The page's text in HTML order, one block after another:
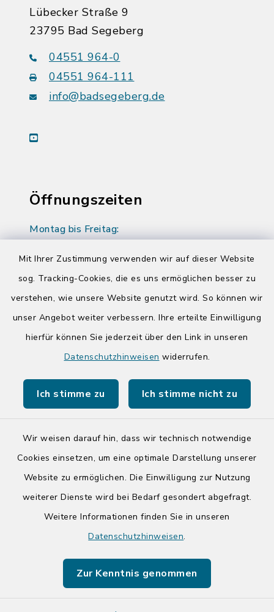
Mit Ihrer Zustimmung verwenden wir auf dieser Website
sog. Tracking-Cookies, die es uns ermöglichen besser zu
verstehen, wie unsere Website genutzt wird. So können wir
unser Angebot weiter verbessern. Ihre erteilte Einwilligung
hierfür können Sie jederzeit über den Link in unseren
Datenschutzhinweisen widerrufen.
Ich stimme zu Ich stimme nicht zu
Wir weisen darauf hin, dass wir technisch notwendige
Cookies einsetzen, um eine optimale Darstellung unserer
Website zu ermöglichen. Die Einwilligung zur Nutzung
weiterer Dienste wird bei Bedarf gesondert abgefragt.
Weitere Informationen finden Sie in unseren
Datenschutzhinweisen.
Zur Kenntnis genommen
Lübecker Straße 9
23795 Bad Segeberg
04551 964-0
04551 964-111
info@badsegeberg.de
youtube
Öffnungszeiten
Montag bis Freitag:
Donnerstag zusätzlich:
14:00-17:00 Uhr
Quicklinks
Tourist-Info der Stadt Bad Segeberg
Barrierefreiheit
Impressum